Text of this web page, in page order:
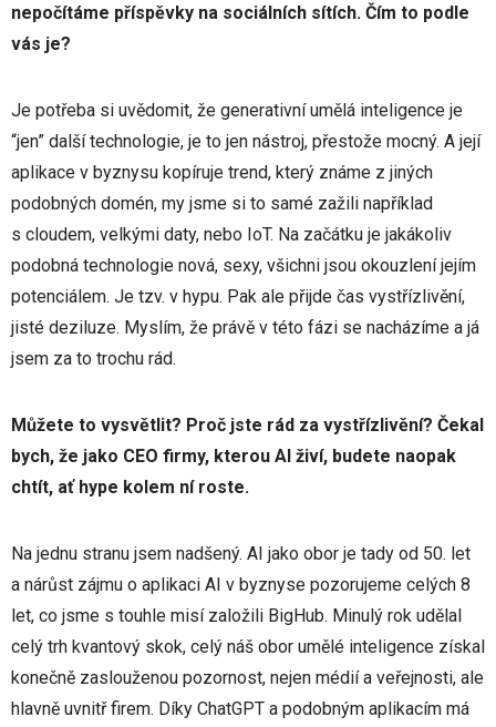
nepočítáme příspěvky na sociálních sítích. Čím to podle
vás je?
Je potřeba si uvědomit, že generativní umělá inteligence je
“jen” další technologie, je to jen nástroj, přestože mocný. A její
aplikace v byznysu kopíruje trend, který známe z jiných
podobných domén, my jsme si to samé zažili například
s cloudem, velkými daty, nebo IoT. Na začátku je jakákoliv
podobná technologie nová, sexy, všichni jsou okouzlení jejím
potenciálem. Je tzv. v hypu. Pak ale přijde čas vystřízlivění,
jisté deziluze. Myslím, že právě v této fázi se nacházíme a já
jsem za to trochu rád.
Můžete to vysvětlit? Proč jste rád za vystřízlivění? Čekal
bych, že jako CEO firmy, kterou AI živí, budete naopak
chtít, ať hype kolem ní roste.
Na jednu stranu jsem nadšený. AI jako obor je tady od 50. let
a nárůst zájmu o aplikaci AI v byznyse pozorujeme celých 8
let, co jsme s touhle misí založili BigHub. Minulý rok udělal
celý trh kvantový skok, celý náš obor umělé inteligence získal
konečně zaslouženou pozornost, nejen médií a veřejnosti, ale
hlavně uvnitř firem. Díky ChatGPT a podobným aplikacím má